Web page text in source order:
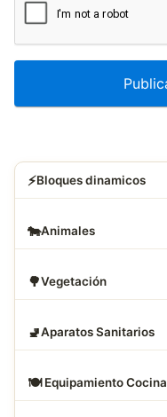
⚡Bloques dinamicos
🐄Animales
🌳Vegetación
🚽Aparatos Sanitarios
🍽️ Equipamiento Cocina